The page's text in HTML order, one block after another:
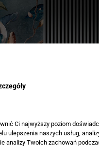
Ci najwyższy poziom
ulepszenia naszych usług,
analizy Twoich zachowań